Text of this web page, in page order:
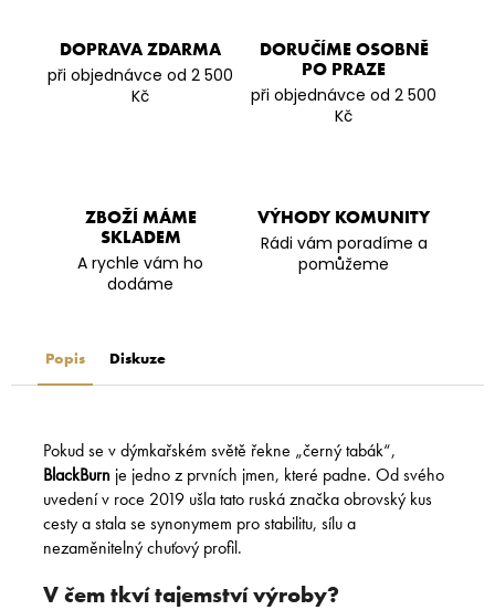
DOPRAVA ZDARMA
při objednávce od 2 500
Kč
DORUČÍME OSOBNĚ
PO PRAZE
při objednávce od 2 500
Kč
ZBOŽÍ MÁME
SKLADEM
A rychle vám ho
dodáme
VÝHODY KOMUNITY
Rádi vám poradíme a
pomůžeme
Popis Diskuze
Pokud se v dýmkařském světě řekne „černý tabák“,
BlackBurn je jedno z prvních jmen, které padne. Od svého
uvedení v roce 2019 ušla tato ruská značka obrovský kus
cesty a stala se synonymem pro stabilitu, sílu a
nezaměnitelný chuťový profil.
V čem tkví tajemství výroby?